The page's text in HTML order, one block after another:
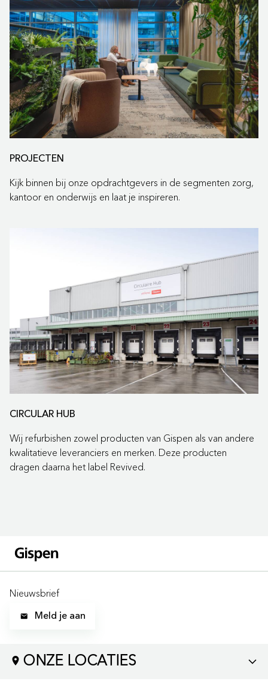
PROJECTEN
Kijk binnen bij onze opdrachtgevers in de segmenten zorg,
kantoor en onderwijs en laat je inspireren.
CIRCULAR HUB
Wij refurbishen zowel producten van Gispen als van andere
kwalitatieve leveranciers en merken. Deze producten
dragen daarna het label Revived.
Nieuwsbrief
Meld je aan
LOCATIES
ONZE LOCATIES